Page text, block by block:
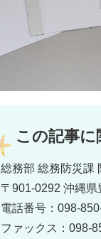
この記事
総務部 総務防災課
〒901-0292 沖縄
電話番号：098-
ファックス：098-